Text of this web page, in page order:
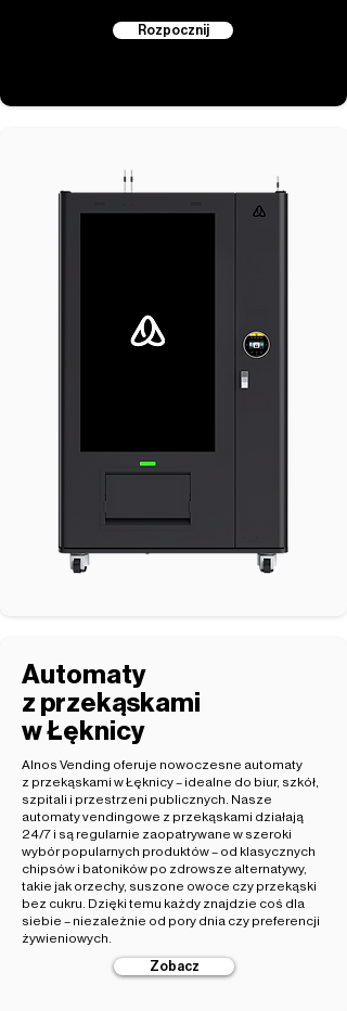
Rozpocznij
Automaty
z przekąskami
w Łęknicy
Alnos Vending oferuje nowoczesne automaty
z przekąskami w Łęknicy – idealne do biur, szkół,
szpitali i przestrzeni publicznych. Nasze
automaty vendingowe z przekąskami działają
24/7 i są regularnie zaopatrywane w szeroki
wybór popularnych produktów – od klasycznych
chipsów i batoników po zdrowsze alternatywy,
takie jak orzechy, suszone owoce czy przekąski
bez cukru. Dzięki temu każdy znajdzie coś dla
siebie – niezależnie od pory dnia czy preferencji
żywieniowych.
Zobacz